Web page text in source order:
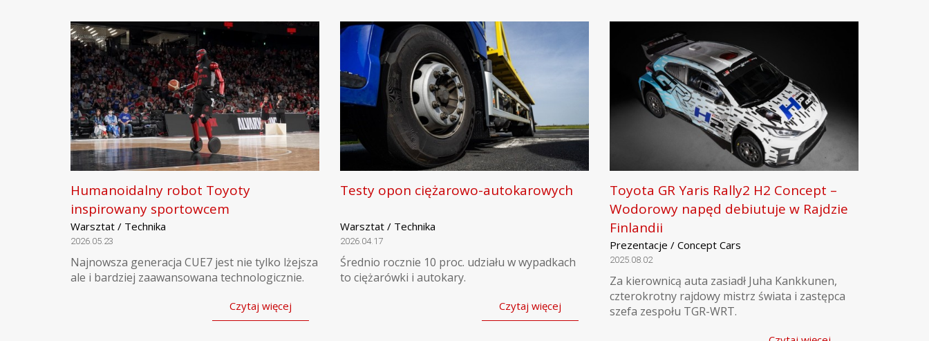
Humanoidalny robot Toyoty
inspirowany sportowcem
Warsztat / Technika
2026.05.23
Najnowsza generacja CUE7 jest nie tylko lżejsza
ale i bardziej zaawansowana technologicznie.
Czytaj więcej
Testy opon ciężarowo-autokarowych
Warsztat / Technika
2026.04.17
Średnio rocznie 10 proc. udziału w wypadkach
to ciężarówki i autokary.
Czytaj więcej
Toyota GR Yaris Rally2 H2 Concept –
Wodorowy napęd debiutuje w Rajdzie
Finlandii
Prezentacje / Concept Cars
2025.08.02
Za kierownicą auta zasiadł Juha Kankkunen,
czterokrotny rajdowy mistrz świata i zastępca
szefa zespołu TGR-WRT.